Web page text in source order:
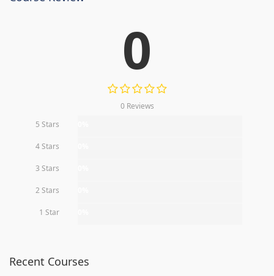
0
0 Reviews
5 Stars
4 Stars
3 Stars
2 Stars
1 Star
Recent Courses